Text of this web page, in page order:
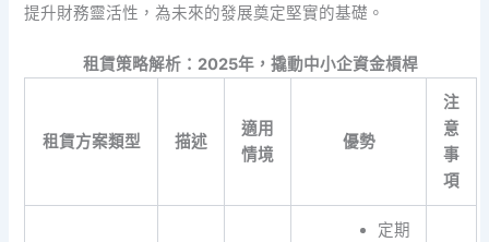
提升財務靈活性，為未來的發展奠定堅實的基礎。
租賃策略解析：2025年，撬動中小企資金槓桿
租賃方案類型 描述
適用
情境
優勢
注
意
事
項
定期